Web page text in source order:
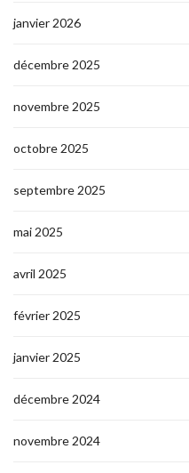
janvier 2026
décembre 2025
novembre 2025
octobre 2025
septembre 2025
mai 2025
avril 2025
février 2025
janvier 2025
décembre 2024
novembre 2024